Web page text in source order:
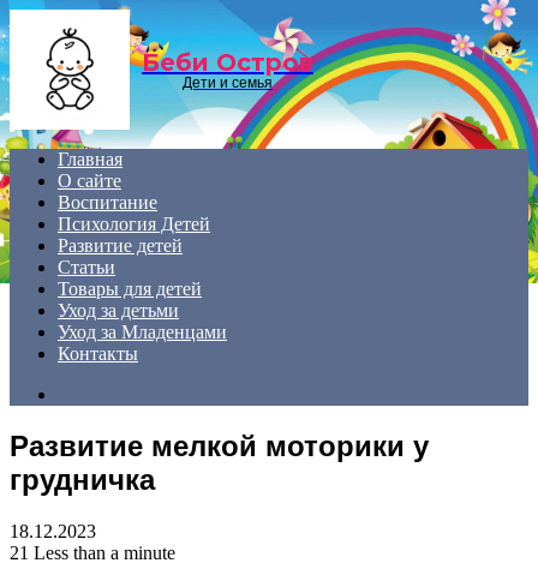
Menu
Беби Остров
Дети и семья
Главная
О сайте
Воспитание
Психология Детей
Развитие детей
Статьи
Товары для детей
Уход за детьми
Уход за Младенцами
Контакты
Развитие мелкой моторики у
грудничка
18.12.2023
21 Less than a minute